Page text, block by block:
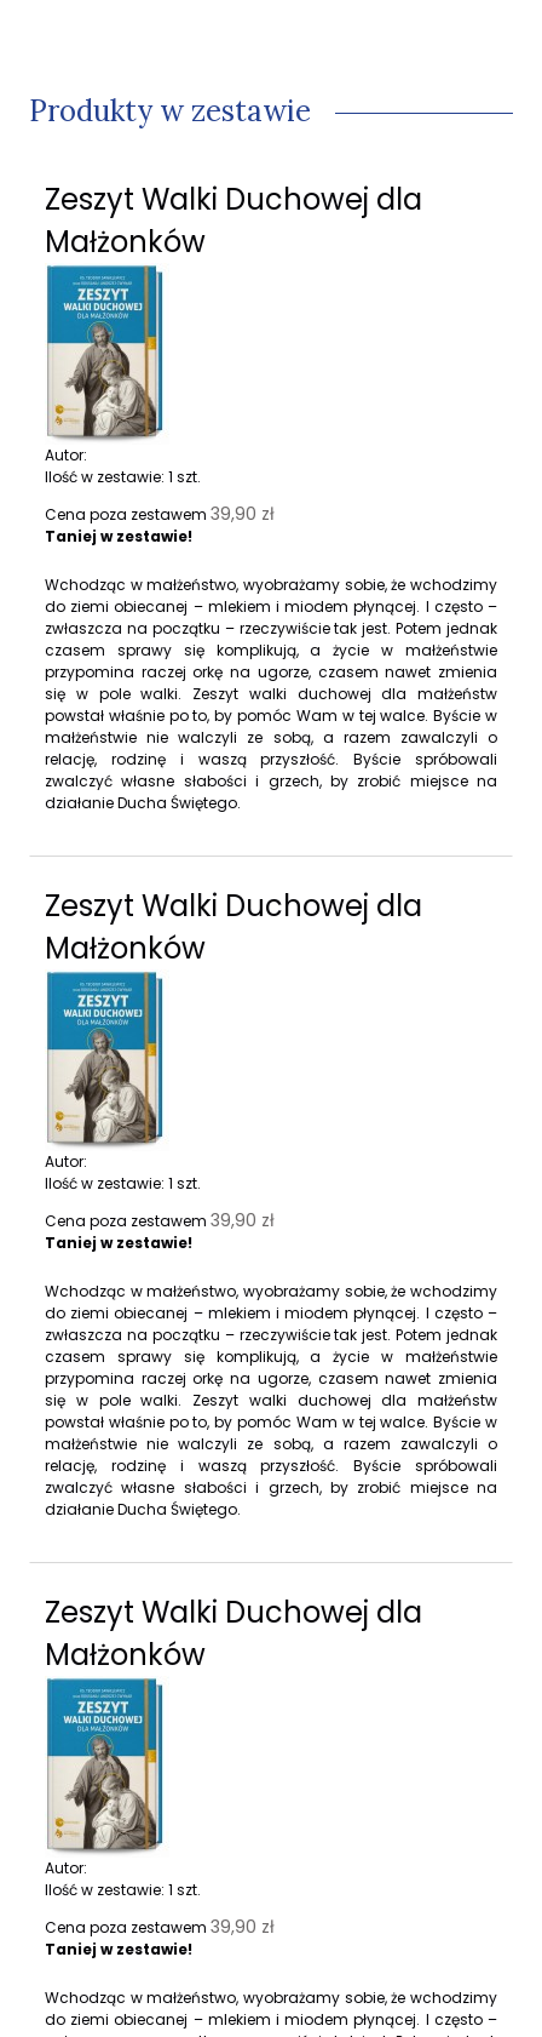
Produkty w zestawie
Zeszyt Walki Duchowej dla
Małżonków
Autor:
Ilość w zestawie: 1 szt.
Cena poza zestawem 39,90 zł
Taniej w zestawie!
Wchodząc w małżeństwo, wyobrażamy sobie, że wchodzimy
do ziemi obiecanej – mlekiem i miodem płynącej. I często –
zwłaszcza na początku – rzeczywiście tak jest. Potem jednak
czasem sprawy się komplikują, a życie w małżeństwie
przypomina raczej orkę na ugorze, czasem nawet zmienia
się w pole walki. Zeszyt walki duchowej dla małżeństw
powstał właśnie po to, by pomóc Wam w tej walce. Byście w
małżeństwie nie walczyli ze sobą, a razem zawalczyli o
relację, rodzinę i waszą przyszłość. Byście spróbowali
zwalczyć własne słabości i grzech, by zrobić miejsce na
działanie Ducha Świętego.
Zeszyt Walki Duchowej dla
Małżonków
Autor:
Ilość w zestawie: 1 szt.
Cena poza zestawem 39,90 zł
Taniej w zestawie!
Wchodząc w małżeństwo, wyobrażamy sobie, że wchodzimy
do ziemi obiecanej – mlekiem i miodem płynącej. I często –
zwłaszcza na początku – rzeczywiście tak jest. Potem jednak
czasem sprawy się komplikują, a życie w małżeństwie
przypomina raczej orkę na ugorze, czasem nawet zmienia
się w pole walki. Zeszyt walki duchowej dla małżeństw
powstał właśnie po to, by pomóc Wam w tej walce. Byście w
małżeństwie nie walczyli ze sobą, a razem zawalczyli o
relację, rodzinę i waszą przyszłość. Byście spróbowali
zwalczyć własne słabości i grzech, by zrobić miejsce na
działanie Ducha Świętego.
Zeszyt Walki Duchowej dla
Małżonków
Autor:
Ilość w zestawie: 1 szt.
Cena poza zestawem 39,90 zł
Taniej w zestawie!
Wchodząc w małżeństwo, wyobrażamy sobie, że wchodzimy
do ziemi obiecanej – mlekiem i miodem płynącej. I często –